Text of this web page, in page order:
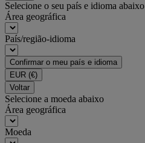
Selecione o seu país e idioma abaixo
Área geográfica
País/região-idioma
Confirmar o meu país e idioma
EUR (€)
Voltar
Selecione a moeda abaixo
Área geográfica
Moeda